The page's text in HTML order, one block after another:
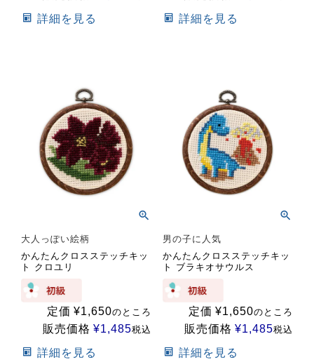
詳細を見る 詳細を見る
大人っぽい絵柄
かんたんクロスステッチキッ
ト クロユリ
定価 ¥1,650のところ
販売価格 ¥1,485税込
詳細を見る
男の子に人気
かんたんクロスステッチキッ
ト ブラキオサウルス
定価 ¥1,650のところ
販売価格 ¥1,485税込
詳細を見る